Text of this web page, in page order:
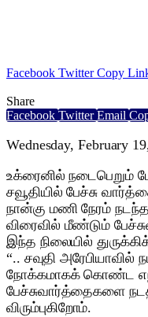
Facebook Twitter Copy
Share
Facebook Twitter Email
Wednesday, February
உக்ரைனில் நடைபெறும்
சவூதியில் பேச்சு
நான்கு மணி நேரம்
விரைவில் மீண்டும்
இந்த நிலையில்
“.. சவுதி
நோக்கமாகக் கொண்ட
பேச்சுவார்த்தைகளை
விரும்புகிறோம்.